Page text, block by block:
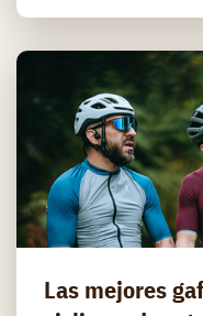
Las mejores